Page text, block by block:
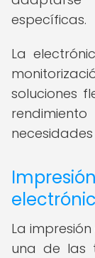
específicas.
La
soluciones
La
una de las